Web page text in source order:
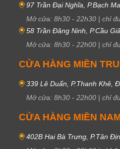
97 Trần Đại Nghĩa, P.Bạch
Mở cửa: 8h30 - 22h30 | chỉ
58 Trần Đăng Ninh, P.Cầu
Mở cửa: 8h30 - 22h00 | chỉ
CỬA HÀNG MIỀN
339 Lê Duẩn, P.Thanh Khê,
Mở cửa: 8h30 - 22h00 | chỉ
CỬA HÀNG MIỀN
402B Hai Bà Trưng, P.Tân